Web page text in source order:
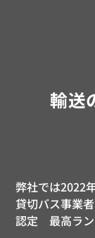
輸送
弊社では2022
貸切バス事業
認定 最高ラ